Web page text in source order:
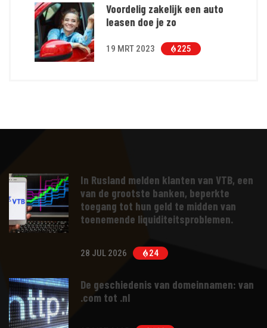
Voordelig zakelijk een auto
leasen doe je zo
19 MRT 2023 225
In Rusland melden klanten van VTB, een
van de grootste banken, beperkte
toegang tot hun geld te midden van
toenemende liquiditeitsproblemen.
28 JUL 2026 24
De geschiedenis van domeinnamen: van
.com tot .nl